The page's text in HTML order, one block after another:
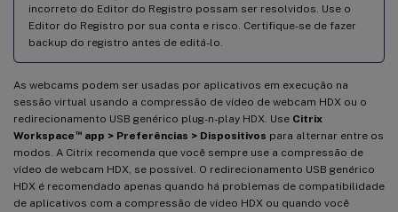
incorreto do Editor do Registro possam ser resolvidos. Use o
Editor do Registro por sua conta e risco. Certifique-se de fazer
backup do registro antes de editá-lo.
As webcams podem ser usadas por aplicativos em execução na
sessão virtual usando a compressão de vídeo de webcam HDX ou o
redirecionamento USB genérico plug-n-play HDX. Use Citrix
Workspace ™app > Preferências > Dispositivos para alternar entre os
modos. A Citrix recomenda que você sempre use a compressão de
vídeo de webcam HDX, se possível. O redirecionamento USB genérico
HDX é recomendado apenas quando há problemas de compatibilidade
de aplicativos com a compressão de vídeo HDX ou quando você